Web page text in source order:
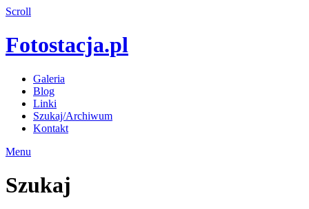
Scroll
Fotostacja.pl
Galeria
Blog
Linki
Szukaj/Archiwum
Kontakt
Menu
Szukaj